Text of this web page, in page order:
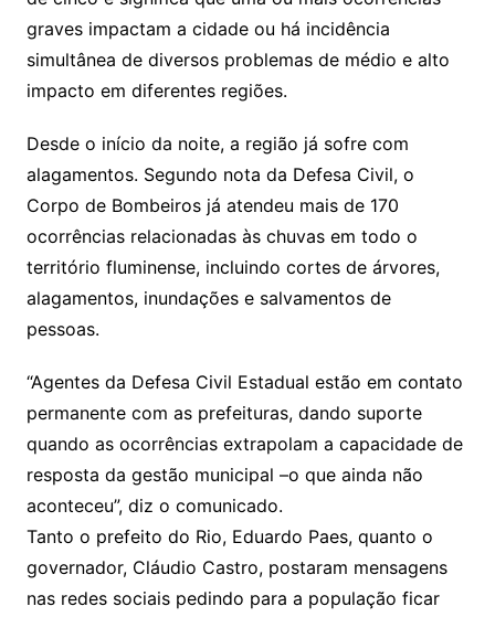
graves impactam a cidade ou há incidência
simultânea de diversos problemas de médio e alto
impacto em diferentes regiões.
Desde o início da noite, a região já sofre com
alagamentos. Segundo nota da Defesa Civil, o
Corpo de Bombeiros já atendeu mais de 170
ocorrências relacionadas às chuvas em todo o
território fluminense, incluindo cortes de árvores,
alagamentos, inundações e salvamentos de
pessoas.
“Agentes da Defesa Civil Estadual estão em contato
permanente com as prefeituras, dando suporte
quando as ocorrências extrapolam a capacidade de
resposta da gestão municipal –o que ainda não
aconteceu”, diz o comunicado.
Tanto o prefeito do Rio, Eduardo Paes, quanto o
governador, Cláudio Castro, postaram mensagens
nas redes sociais pedindo para a população ficar